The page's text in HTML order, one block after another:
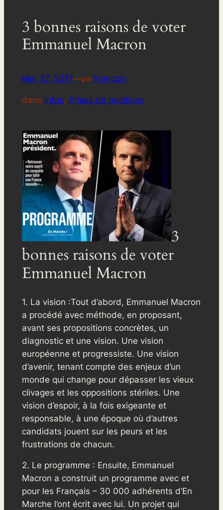
3 bonnes raisons de voter
Emmanuel Macron
Mar 27, 2017—parFrancois
dans Infos, Prises de positions
3
bonnes raisons de voter
Emmanuel Macron
1. La vision :Tout d’abord, Emmanuel Macron
a procédé avec méthode, en proposant,
avant ses propositions concrètes, un
diagnostic et une vision. Une vision
européenne et progressiste. Une vision
d’avenir, tenant compte des enjeux d’un
monde qui change pour dépasser les vieux
clivages et les oppositions stériles. Une
vision d’espoir, à la fois exigeante et
responsable, à une époque où d’autres
candidats jouent sur les peurs et les
frustrations de chacun.
2. Le programme : Ensuite, Emmanuel
Macron a construit un programme avec et
pour les Français – 30 000 adhérents d’En
Marche l’ont écrit avec lui. Un projet qui